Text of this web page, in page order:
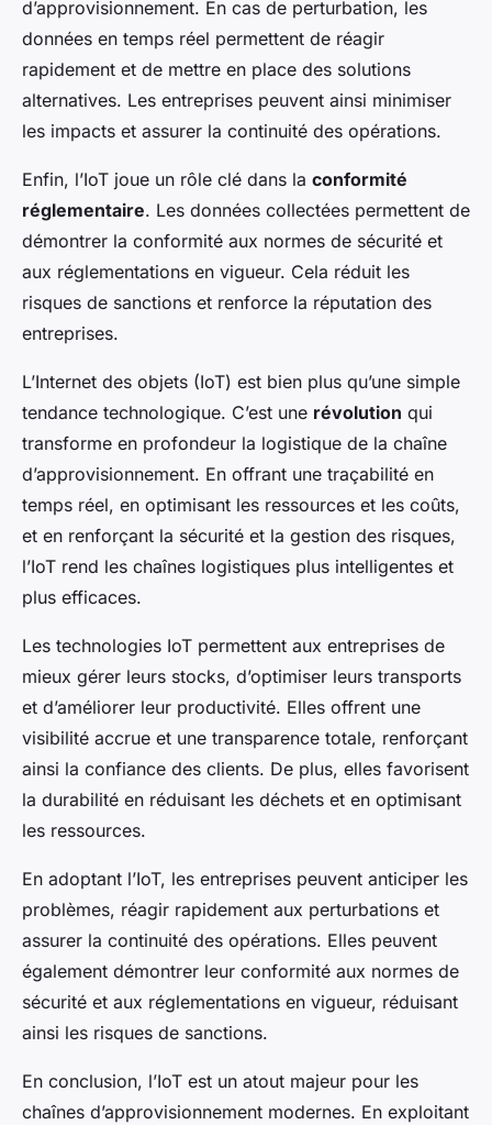
d’approvisionnement. En cas de perturbation, les
données en temps réel permettent de réagir
rapidement et de mettre en place des solutions
alternatives. Les entreprises peuvent ainsi minimiser
les impacts et assurer la continuité des opérations.
Enfin, l’IoT joue un rôle clé dans la conformité
réglementaire. Les données collectées permettent de
démontrer la conformité aux normes de sécurité et
aux réglementations en vigueur. Cela réduit les
risques de sanctions et renforce la réputation des
entreprises.
L’Internet des objets (IoT) est bien plus qu’une simple
tendance technologique. C’est une révolution qui
transforme en profondeur la logistique de la chaîne
d’approvisionnement. En offrant une traçabilité en
temps réel, en optimisant les ressources et les coûts,
et en renforçant la sécurité et la gestion des risques,
l’IoT rend les chaînes logistiques plus intelligentes et
plus efficaces.
Les technologies IoT permettent aux entreprises de
mieux gérer leurs stocks, d’optimiser leurs transports
et d’améliorer leur productivité. Elles offrent une
visibilité accrue et une transparence totale, renforçant
ainsi la confiance des clients. De plus, elles favorisent
la durabilité en réduisant les déchets et en optimisant
les ressources.
En adoptant l’IoT, les entreprises peuvent anticiper les
problèmes, réagir rapidement aux perturbations et
assurer la continuité des opérations. Elles peuvent
également démontrer leur conformité aux normes de
sécurité et aux réglementations en vigueur, réduisant
ainsi les risques de sanctions.
En conclusion, l’IoT est un atout majeur pour les
chaînes d’approvisionnement modernes. En exploitant